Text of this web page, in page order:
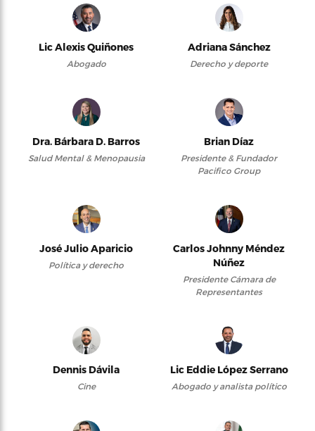
Lic Alexis Quiñones
Abogado
Adriana Sánchez
Derecho y deporte
Dra. Bárbara D. Barros
Salud Mental & Menopausia
Brian Díaz
Presidente & Fundador
Pacifico Group
José Julio Aparicio
Política y derecho
Carlos Johnny Méndez
Núñez
Presidente Cámara de
Representantes
Dennis Dávila
Cine
Lic Eddie López Serrano
Abogado y analista político